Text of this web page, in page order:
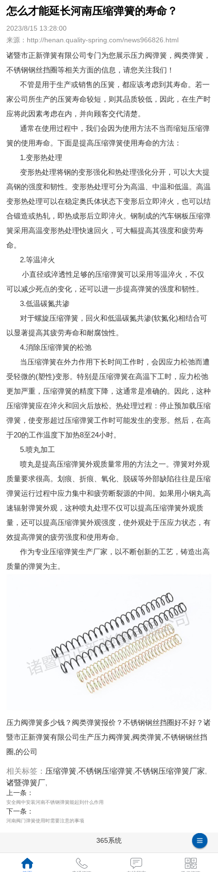
怎么才能延长河南压缩弹簧的寿命？
2023/8/15 13:28:00
来源：http://henan.quality-spring.com/news966826.html
诸暨市正新弹簧有限公司专门为您展示压力阀弹簧 ，阀类弹簧，
不锈钢钢丝挡圈等相关方面的信息，请您关注我们！
不管是用于生产或销售的压簧，都应该考虑到其寿命。若一
家公司所生产的压簧寿命较短，则其品质较低，因此，在生产时
应将此因素考虑在内，并向顾客交代清楚。
通常在使用过程中，我们会因为使用方法不当而缩短压缩弹
簧的使用寿命。下面是提高压缩弹簧使用寿命的方法：
1.变形热处理
变形热处理将钢的变形强化和热处理强化分开，可以大大提
高钢的强度和韧性。变形热处理可分为高温、中温和低温。高温
变形热处理可以在稳定奥氏体状态下变形后立即淬火，也可以结
合锻造或热轧，即热成形后立即淬火。钢制成的汽车钢板压缩弹
簧采用高温变形热处理快速回火，可大幅提高其强度和疲劳寿
命。
2.等温淬火
小直径或淬透性足够的压缩弹簧可以采用等温淬火，不仅
可以减少死点的变化，还可以进一步提高弹簧的强度和韧性。
3.低温碳氮共渗
对于螺旋压缩弹簧，回火和低温碳氮共渗(软氮化)相结合可
以显著提高其疲劳寿命和耐腐蚀性。
4.消除压缩弹簧的松弛
当压缩弹簧在外力作用下长时间工作时，会因应力松弛而遭
受轻微的(塑性)变形。特别是压缩弹簧在高温下工时，应力松弛
更加严重，压缩弹簧的精度下降，这通常是准确的。因此，这种
压缩弹簧应在淬火和回火后放松。热处理过程：停止预加载压缩
弹簧，使变形超过压缩弹簧工作时可能发生的变形。然后，在高
于20的工作温度下加热8至24小时。
5.喷丸加工
喷丸是提高压缩弹簧外观质量常用的方法之一。弹簧对外观
质量要求很高。划痕、折痕、氧化、脱碳等外部缺陷往往是压缩
弹簧运行过程中应力集中和疲劳断裂源的中间。如果用小钢丸高
速辐射弹簧外观，这种喷丸处理不仅可以提高压缩弹簧外观质
量，还可以提高压缩弹簧外观强度，使外观处于压应力状态，有
效提高弹簧的疲劳强度和使用寿命。
作为专业压缩弹簧生产厂家，以不断创新的工艺，铸造出高
质量的弹簧为主。
压力阀弹簧多少钱？阀类弹簧报价？不锈钢钢丝挡圈好不好？诸
暨市正新弹簧有限公司生产压力阀弹簧,阀类弹簧,不锈钢钢丝挡
圈,的公司
相关标签： 压缩弹簧,不锈钢压缩弹簧,不锈钢压缩弹簧厂家,
诸暨弹簧厂,
上一条：
安全阀中安装河南不锈钢弹簧能起到什么作用
下一条：
河南阀门弹簧使用时需要注意的事项
365系统